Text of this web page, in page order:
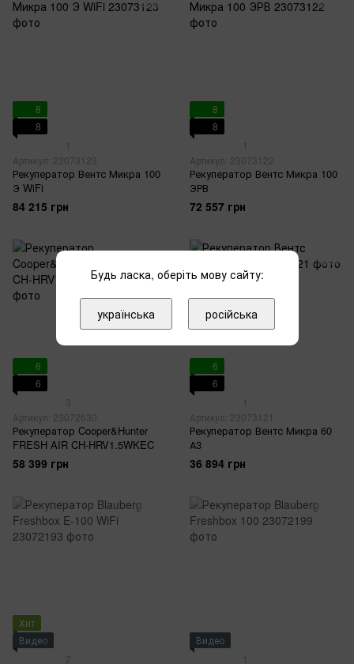
8
8
1
Артикул: 23073123
Рекуператор Вентс Микра 100
Э WiFi
84 215 грн
8
8
1
Артикул: 23073122
Рекуператор Вентс Микра 100
ЭРВ
72 557 грн
6
6
3
Артикул: 23072630
Рекуператор Cooper&Hunter
FRESH AIR CH-HRV1.5WKEC
58 399 грн
6
6
1
Артикул: 23073121
Рекуператор Вентс Микра 60
А3
36 894 грн
Хит
Видео
2
Видео
1
Будь ласка, оберіть мову сайту:
українська російська